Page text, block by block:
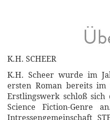
K.H. SCHEER
K.H. Scheer wurde im
ersten Roman bereits
Erstlingswerk schloß
Science Fiction-Genre